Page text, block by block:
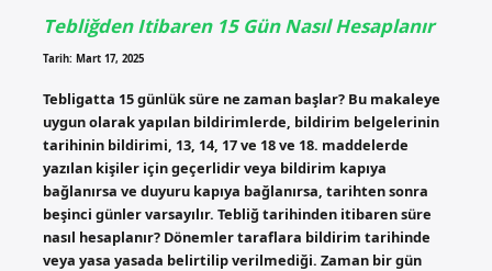
Tebliğden Itibaren 15 Gün Nasıl Hesaplanır
Tarih: Mart 17, 2025
Tebligatta 15 günlük süre ne zaman başlar? Bu makaleye
uygun olarak yapılan bildirimlerde, bildirim belgelerinin
tarihinin bildirimi, 13, 14, 17 ve 18 ve 18. maddelerde
yazılan kişiler için geçerlidir veya bildirim kapıya
bağlanırsa ve duyuru kapıya bağlanırsa, tarihten sonra
beşinci günler varsayılır. Tebliğ tarihinden itibaren süre
nasıl hesaplanır? Dönemler taraflara bildirim tarihinde
veya yasa yasada belirtilip verilmediği. Zaman bir gün